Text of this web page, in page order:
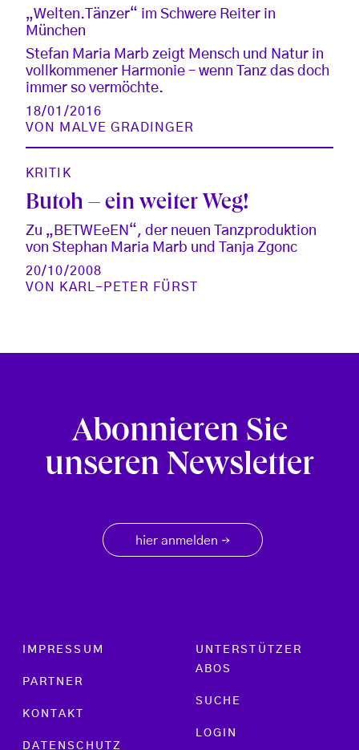
„Welten.Tänzer“ im Schwere Reiter in
München
Stefan Maria Marb zeigt Mensch und Natur in
vollkommener Harmonie – wenn Tanz das doch
immer so vermöchte.
18/01/2016
VON MALVE GRADINGER
KRITIK
Butoh – ein weiter Weg!
Zu „BETWEeEN“, der neuen Tanzproduktion
von Stephan Maria Marb und Tanja Zgonc
20/10/2008
VON
KARL-PETER FÜRST
Abonnieren Sie
unseren Newsletter
hier anmelden →
Footer menu
IMPRESSUM
PARTNER
KONTAKT
DATENSCHUTZ
UNTERSTÜTZER
ABOS
SUCHE
LOGIN